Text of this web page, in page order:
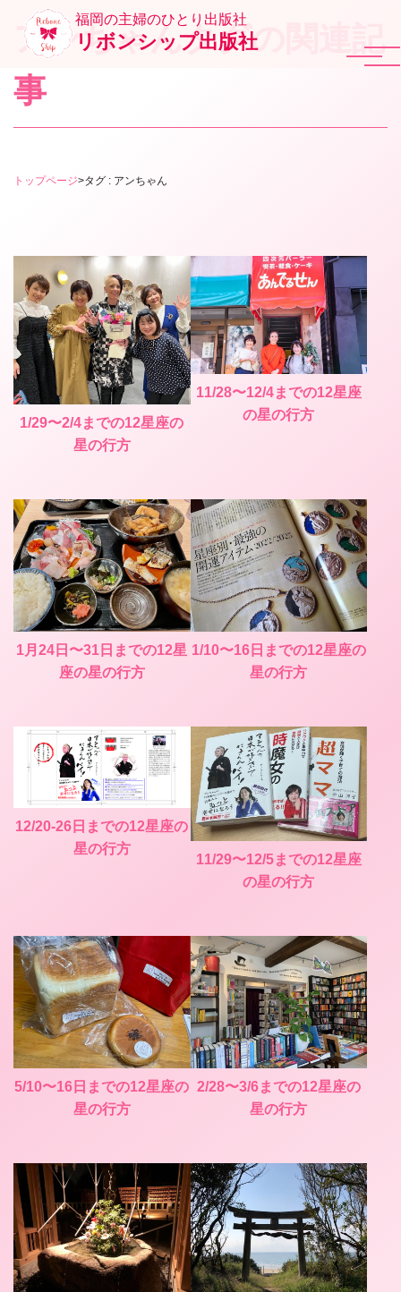
福岡の主婦のひとり出版社
リボンシップ出版社
アンちゃんタグの関連記
事
トップページ>タグ : アンちゃん
1/29〜2/4までの12星座の
星の行方
11/28〜12/4までの12星座
の星の行方
1月24日〜31日までの12星
座の星の行方
1/10〜16日までの12星座の
星の行方
12/20-26日までの12星座の
星の行方
11/29〜12/5までの12星座
の星の行方
5/10〜16日までの12星座の
星の行方
2/28〜3/6までの12星座の
星の行方